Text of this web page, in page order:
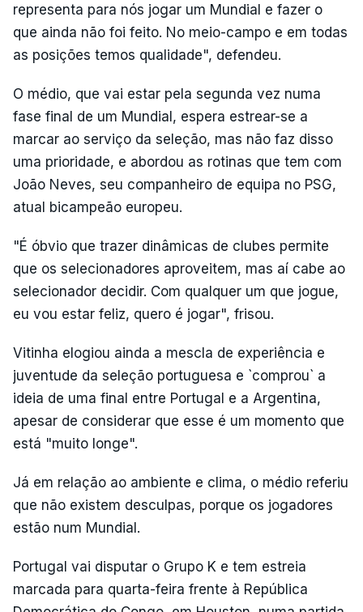
representa para nós jogar um Mundial e fazer o
que ainda não foi feito. No meio-campo e em todas
as posições temos qualidade", defendeu.
O médio, que vai estar pela segunda vez numa
fase final de um Mundial, espera estrear-se a
marcar ao serviço da seleção, mas não faz disso
uma prioridade, e abordou as rotinas que tem com
João Neves, seu companheiro de equipa no PSG,
atual bicampeão europeu.
"É óbvio que trazer dinâmicas de clubes permite
que os selecionadores aproveitem, mas aí cabe ao
selecionador decidir. Com qualquer um que jogue,
eu vou estar feliz, quero é jogar", frisou.
Vitinha elogiou ainda a mescla de experiência e
juventude da seleção portuguesa e `comprou` a
ideia de uma final entre Portugal e a Argentina,
apesar de considerar que esse é um momento que
está "muito longe".
Já em relação ao ambiente e clima, o médio referiu
que não existem desculpas, porque os jogadores
estão num Mundial.
Portugal vai disputar o Grupo K e tem estreia
marcada para quarta-feira frente à República